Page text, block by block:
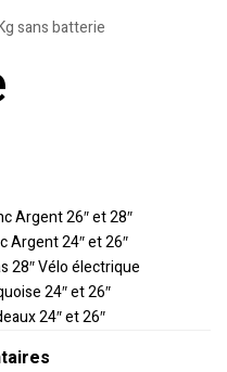
sans batterie
Argent 26″ et 28″
Argent 24″ et 26″
28″ Vélo électrique
24″ et 26″
24″ et 26″